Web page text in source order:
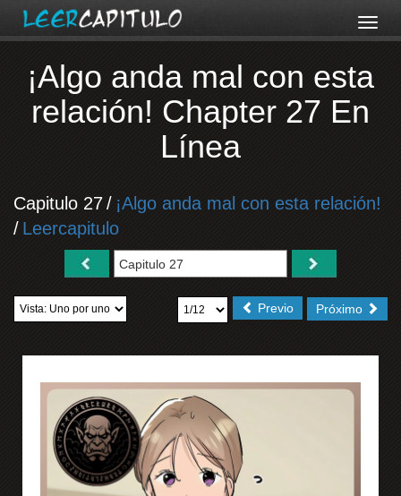
¡Algo anda mal con esta
relación! Chapter 27 En
Línea
Capitulo 27/ ¡Algo anda mal con esta relación!
/ Leercapitulo
Próximo
Previo